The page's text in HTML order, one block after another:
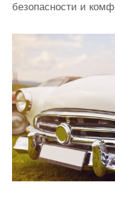
безопасности и